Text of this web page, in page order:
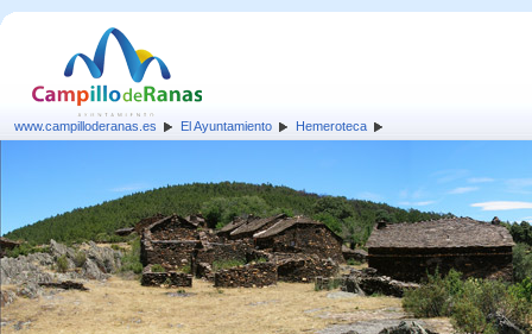
www.campilloderanas.es El Ayuntamiento Hemeroteca